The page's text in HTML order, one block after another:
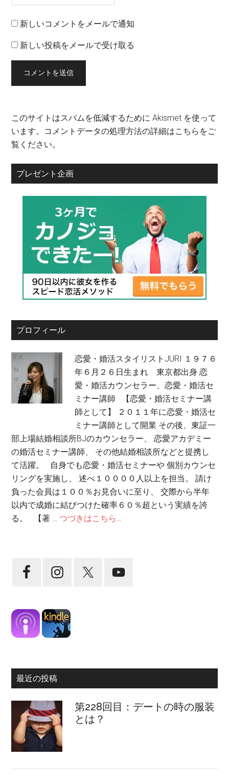
新しいコメントをメールで通知
新しい投稿をメールで受け取る
このサイトはスパムを低減するために Akismet を使って
います。 コメントデータの処理方法の詳細はこちらをご
覧ください。
プレゼント企画
プロフィール
恋愛・婚活スタイリストJURI １９７６
年６月２６日生まれ 東京都出身 恋
愛・婚活カウンセラー、恋愛・婚活セ
ミナー講師 【恋愛・婚活セミナー講
師として】 ２０１１年に恋愛・婚活セ
ミナー講師として開業 その後、東証一
部上場結婚相談所BJのカウンセラー、 恋愛アカデミー
の婚活セミナー講師、 その他結婚相談所などと提携し
て活躍。 自身でも恋愛・婚活セミナーや 個別カウンセ
リングを実施し、 述べ１００００人以上を担当。 請け
負った会員は１００％お見合いに至り、 交際から半年
以内で成婚に結びつけた確率６０％超という実績を誇
る。 【著 …つづきはこちら...
最近の投稿
第228回目：デートの時の服装
とは？